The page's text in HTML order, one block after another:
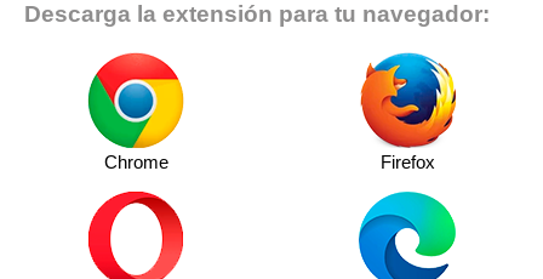
Descarga la extensión para tu navegador:
Chrome Firefox